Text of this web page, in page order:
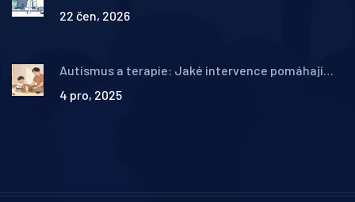
22 čen, 2026
Autismus a terapie: Jaké intervence pomáhají
4 pro, 2025